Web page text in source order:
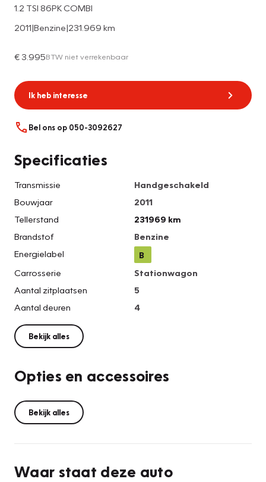
1.2 TSI 86PK COMBI
2011|Benzine|231.969 km
€ 3.995BTW niet verrekenbaar
Ik heb interesse
Bel ons op 050-3092627
Specificaties
Transmissie
Handgeschakeld
Bouwjaar
2011
Tellerstand
231969 km
Brandstof
Benzine
Energielabel
B
Carrosserie
Stationwagon
Aantal zitplaatsen
5
Aantal deuren
4
Bekijk alles
Opties en accessoires
Bekijk alles
Waar staat deze auto